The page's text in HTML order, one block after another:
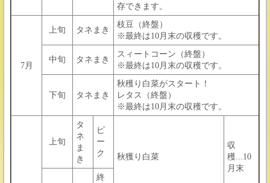
存できます。
7月
上旬 タネまき
枝豆（終盤）
※最終は10月末の収穫です。
中旬 タネまき
スィートコーン（終盤）
※最終は10月末の収穫です。
下旬 タネまき
秋穫り白菜がスタート！
レタス（終盤）
※最終は10月末の収穫です。
上旬
タ
ネ
ま
き
ピ
ー
ク
秋獲り白菜
収
穫...10
月末
終